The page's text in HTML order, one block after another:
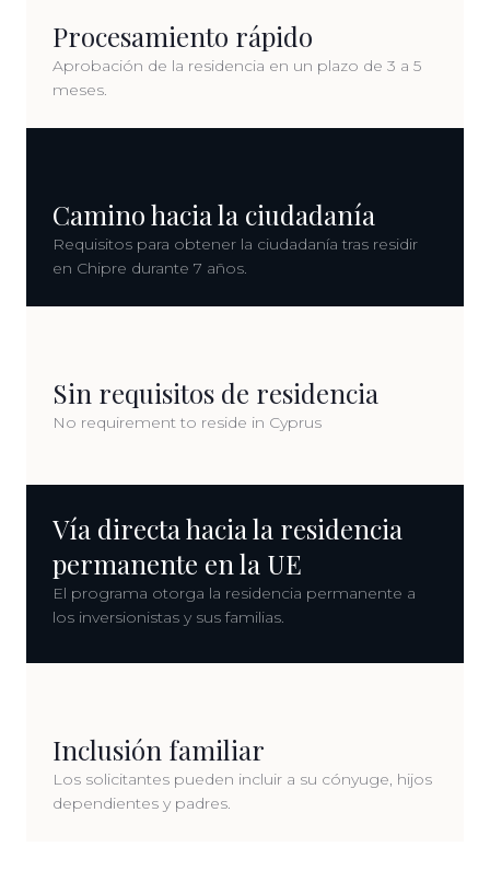
Procesamiento rápido
Aprobación de la residencia en un plazo de 3 a 5
meses.
Camino hacia la ciudadanía
Requisitos para obtener la ciudadanía tras residir
en Chipre durante 7 años.
Sin requisitos de residencia
No requirement to reside in Cyprus
Vía directa hacia la residencia
permanente en la UE
El programa otorga la residencia permanente a
los inversionistas y sus familias.
Inclusión familiar
Los solicitantes pueden incluir a su cónyuge, hijos
dependientes y padres.